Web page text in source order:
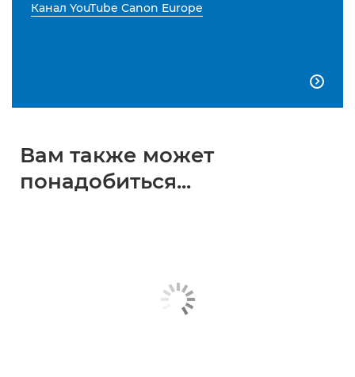
Канал YouTube Canon Europe

Вам также может
понадобиться...